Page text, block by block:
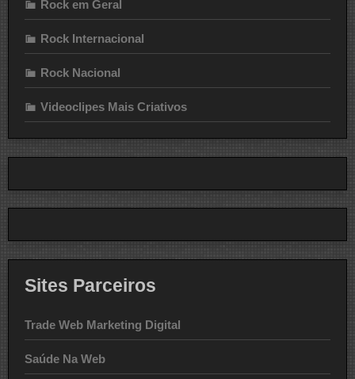
Rock em Geral
Rock Internacional
Rock Nacional
Videoclipes Mais Criativos
Sites Parceiros
Trade Web Marketing Digital
Saúde Na Web